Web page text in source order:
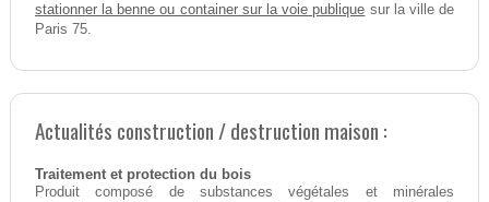
stationner la benne ou container sur la voie publique sur la ville de
Paris 75.
Actualités construction / destruction maison :
Traitement et protection du bois
Produit composé de substances végétales et minérales